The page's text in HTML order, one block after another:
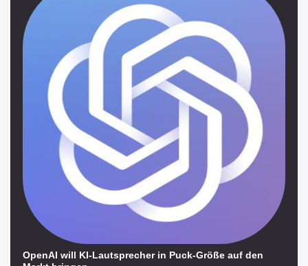
OpenAI will KI-Lautsprecher in Puck-Größe auf den